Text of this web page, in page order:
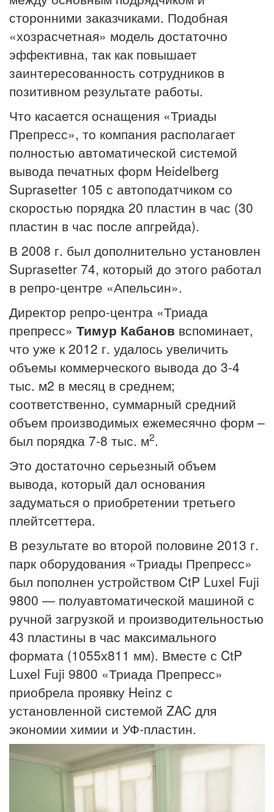
сторонними заказчиками. Подобная
«хозрасчетная» модель достаточно
эффективна, так как повышает
заинтересованность сотрудников в
позитивном результате работы.
Что касается оснащения «Триады
Препресс», то компания располагает
полностью автоматической системой
вывода печатных форм Heidelberg
Suprasetter 105 с автоподатчиком со
скоростью порядка 20 пластин в час (30
пластин в час после апгрейда).
В 2008 г. был дополнительно установлен
Suprasetter 74, который до этого работал
в репро-центре «Апельсин».
Директор репро-центра «Триада
препресс» Тимур Кабанов вспоминает,
что уже к 2012 г. удалось увеличить
объемы коммерческого вывода до 3-4
тыс. м2 в месяц в среднем;
соответственно, суммарный средний
объем производимых ежемесячно форм –
был порядка 7-8 тыс. м2.
Это достаточно серьезный объем
вывода, который дал основания
задуматься о приобретении третьего
плейтсеттера.
В результате во второй половине 2013 г.
парк оборудования «Триады Препресс»
был пополнен устройством CtP Luxel Fuji
9800 — полуавтоматической машиной с
ручной загрузкой и производительностью
43 пластины в час максимального
формата (1055х811 мм). Вместе с CtP
Luxel Fuji 9800 «Триада Препресс»
приобрела проявку Heinz с
установленной системой ZAC для
экономии химии и УФ-пластин.